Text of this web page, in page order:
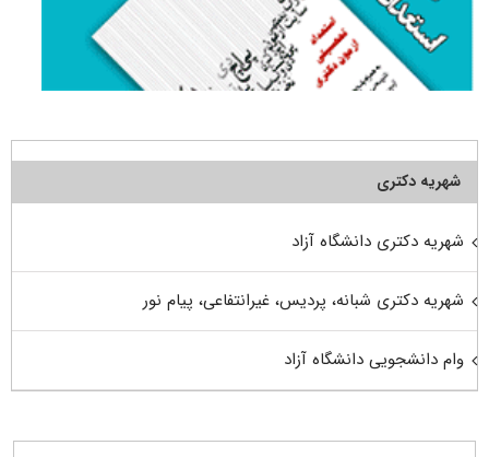
شهریه دکتری
شهریه دکتری دانشگاه آزاد
شهریه دکتری شبانه، پردیس، غیرانتفاعی، پیام نور
وام دانشجویی دانشگاه آزاد